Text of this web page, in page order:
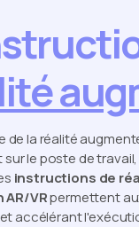
la réalité
le poste de
instructions de
VRpermettent
accélérant